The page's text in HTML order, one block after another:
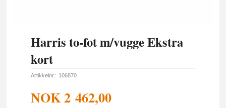
Harris to-fot m/vugge Ekstra
kort
Artikkelnr.: 106870
NOK2 462,00